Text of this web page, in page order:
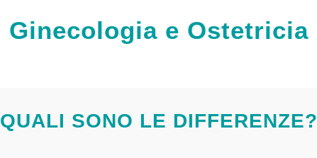
Ginecologia e Ostetricia
QUALI SONO LE DIFFERENZE?